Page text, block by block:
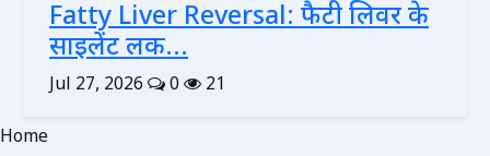
Fatty Liver Reversal: फैटी लिवर के
साइलेंट लक...
Jul 27, 2026 0 21
Home